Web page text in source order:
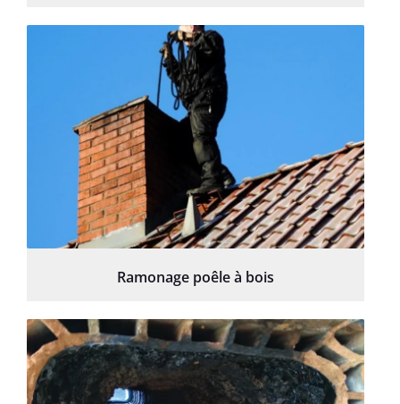
Ramonage poêle à bois